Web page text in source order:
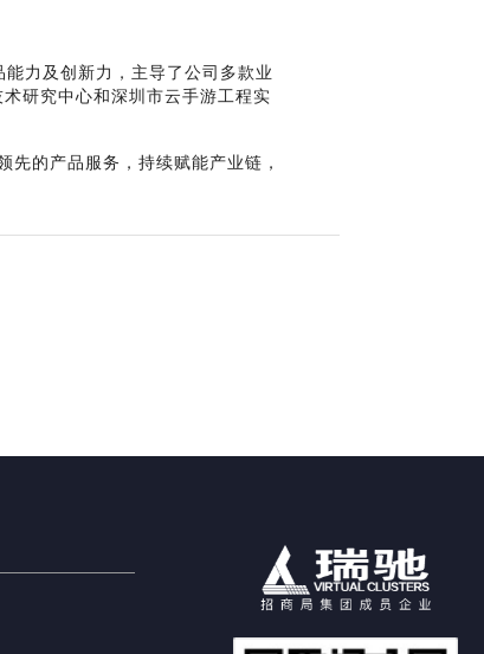
力及创新力，主导了公司多款业
研究中心和深圳市云手游工程实
的产品服务，持续赋能产业链，